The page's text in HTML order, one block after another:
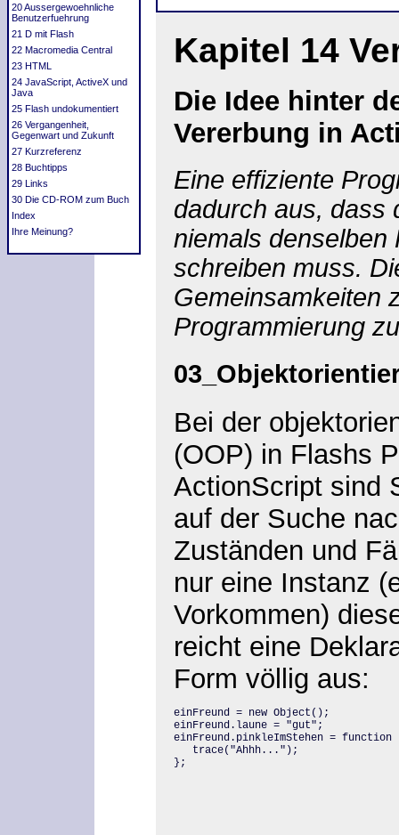
20 Aussergewoehnliche
Benutzerfuehrung
21 D mit Flash
22 Macromedia Central
23 HTML
24 JavaScript, ActiveX und
Java
25 Flash undokumentiert
26 Vergangenheit,
Gegenwart und Zukunft
27 Kurzreferenz
28 Buchtipps
29 Links
30 Die CD-ROM zum Buch
Index
Ihre Meinung?
Kapitel 14
Die Idee hinter
Vererbung in
Eine effiziente
dadurch aus, dass
niemals denselben
schreiben muss.
Gemeinsamkeiten
Programmierung
Bei der
(OOP) in Flashs
ActionScript sind
auf der Suche
Zuständen und
nur eine Instanz
Vorkommen)
reicht eine
Form völlig aus:
einFreund = new Object();
einFreund.laune = "gut";
einFreund.pinkleImStehen =
   trace("Ahhh...");
};